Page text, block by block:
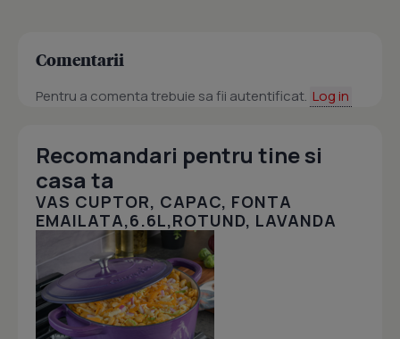
Comentarii
Pentru a comenta trebuie sa fii autentificat. Log in
Recomandari pentru tine si
casa ta
VAS CUPTOR, CAPAC, FONTA
EMAILATA,6.6L,ROTUND, LAVANDA